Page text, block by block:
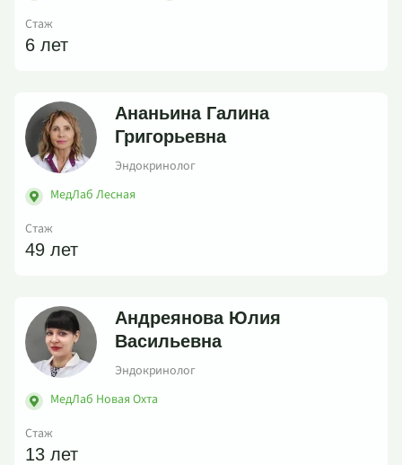
Стаж
6 лет
Ананьина Галина
Григорьевна
Эндокринолог
МедЛаб Лесная
Стаж
49 лет
Андреянова Юлия
Васильевна
Эндокринолог
МедЛаб Новая Охта
Стаж
13 лет